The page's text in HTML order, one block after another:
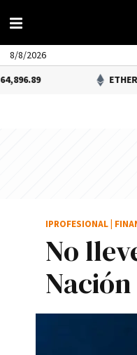
8/8/2026
ETHEREUM0.87%
No
IPROFESIONAL